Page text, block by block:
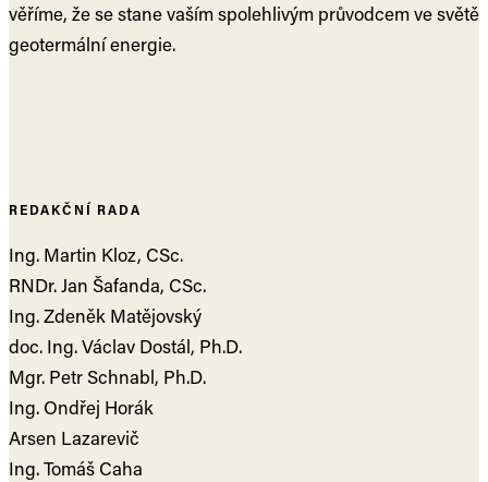
věříme, že se stane vaším spolehlivým průvodcem ve světě
geotermální energie.
REDAKČNÍ RADA
Ing. Martin Kloz, CSc.
RNDr. Jan Šafanda, CSc.
Ing. Zdeněk Matějovský
doc. Ing. Václav Dostál, Ph.D.
Mgr. Petr Schnabl, Ph.D.
Ing. Ondřej Horák
Arsen Lazarevič
Ing. Tomáš Caha